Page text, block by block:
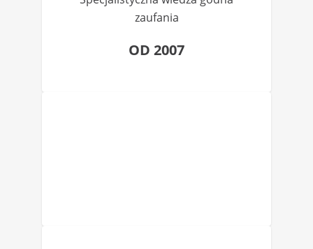
zaufania
OD 2007